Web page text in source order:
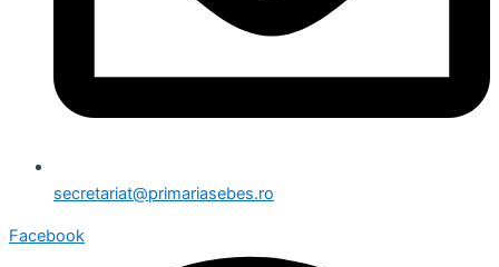
secretariat@primariasebes.ro
Facebook